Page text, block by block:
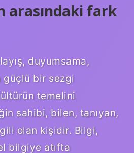
arasındaki fark
duyumsama,
güçlü bir sezgi
temelini
sahibi, bilen, tanıyan,
olan kişidir. Bilgi,
bilgiye atıfta